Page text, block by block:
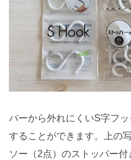
バーから外れにくいS字フ
することができます。上の
ソー（2点）のストッパー